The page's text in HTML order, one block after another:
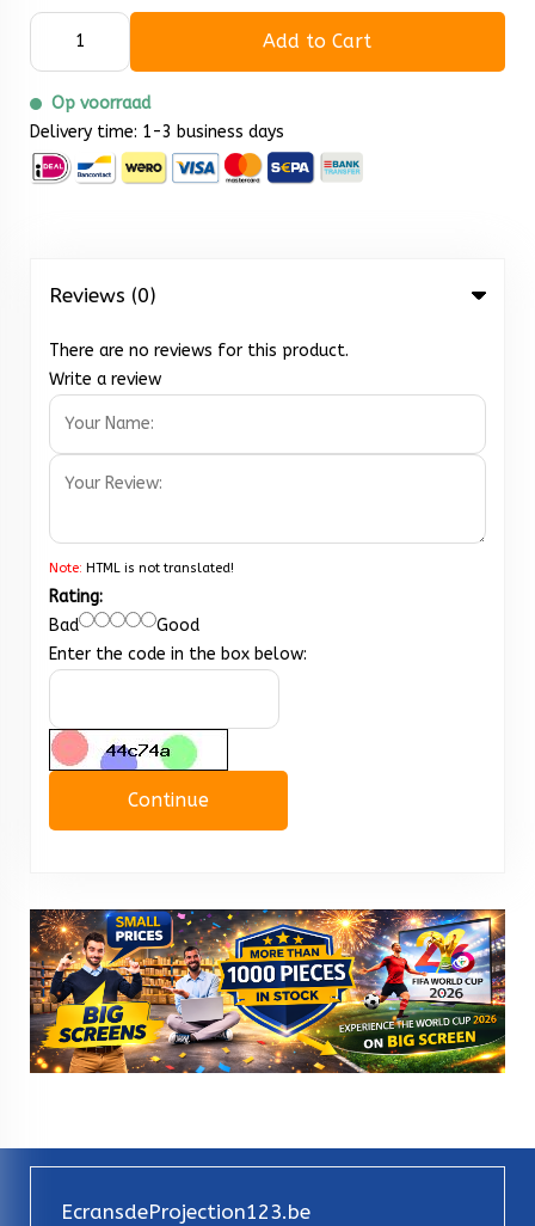
Add to Cart
Op voorraad
Delivery time: 1-3 business days
Reviews (0)
There are no reviews for this product.
Write a review
Note: HTML is not translated!
Rating:
Bad
Good
Enter the code in the box below:
Continue
EcransdeProjection123.be